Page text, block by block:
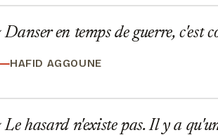
Danser en temps de guerre, c'est
HAFID AGGOUNE
Le hasard n'existe pas. Il y a